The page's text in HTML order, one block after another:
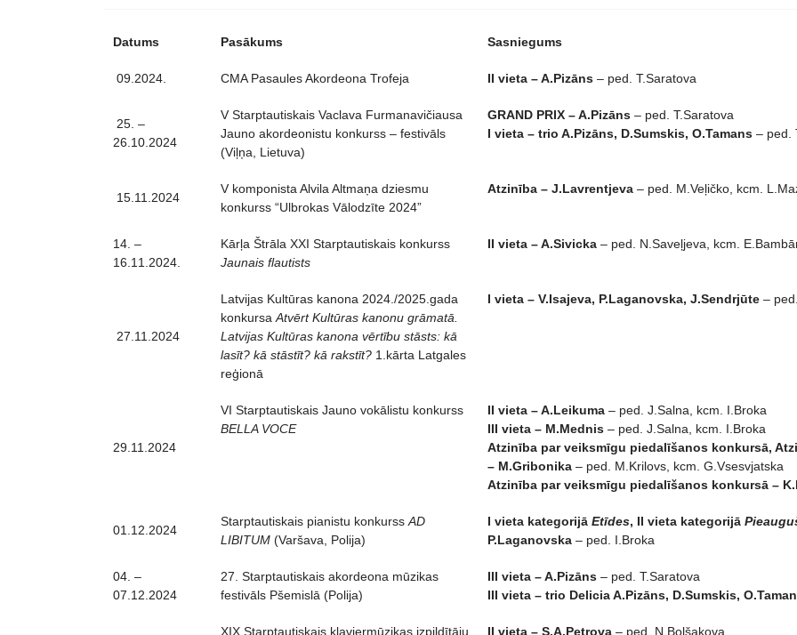
Datums Pasākums Sasniegums
09.2024. CMA Pasaules Akordeona Trofeja II vieta – A.Pizāns – ped. T.Saratova
25. –
26.10.2024
V Starptautiskais Vaclava Furmanavičiausa
Jauno akordeonistu konkurss – festivāls
(Viļņa, Lietuva)
GRAND PRIX – A.Pizāns – ped. T.Saratova
I vieta – trio A.Pizāns, D.Sumskis, O.Tamans – ped.
15.11.2024
V komponista Alvila Altmaņa dziesmu
konkurss “Ulbrokas Vālodzīte 2024”
Atzinība – J.Lavrentjeva – ped. M.Veļičko, kcm.
14. –
16.11.2024.
Kārļa Štrāla XXI Starptautiskais konkurss
Jaunais flautists
II vieta – A.Sivicka – ped. N.Saveļjeva, kcm.
27.11.2024
Latvijas Kultūras kanona 2024./2025.gada
konkursa Atvērt Kultūras kanonu grāmatā.
Latvijas Kultūras kanona vērtību stāsts: kā
lasīt? kā stāstīt? kā rakstīt? 1.kārta Latgales
reģionā
I vieta – V.Isajeva, P.Laganovska, J.Sendrjūte –
29.11.2024
VI Starptautiskais Jauno vokālistu konkurss
BELLA VOCE
II vieta – A.Leikuma – ped. J.Salna, kcm. I.Broka
III vieta – M.Mednis – ped. J.Salna, kcm. I.Broka
Atzinība par veiksmīgu piedalīšanos konkursā,
– M.Gribonika – ped. M.Krilovs, kcm. G.Vsesvjatska
Atzinība par veiksmīgu piedalīšanos konkursā –
01.12.2024
Starptautiskais pianistu konkurss AD
LIBITUM (Varšava, Polija)
I vieta kategorijā Etīdes, II vieta kategorijā
P.Laganovska – ped. I.Broka
04. –
07.12.2024
27. Starptautiskais akordeona mūzikas
festivāls Pšemislā (Polija)
III vieta – A.Pizāns – ped. T.Saratova
III vieta – trio Delicia A.Pizāns, D.Sumskis,
XIX Starptautiskais klaviermūzikas izpildītāju
II vieta – S.A.Petrova – ped. N.Boļšakova